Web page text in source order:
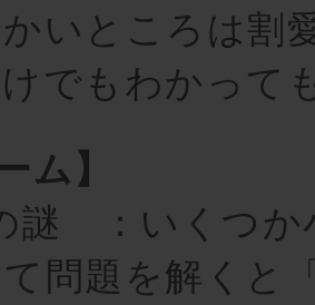
いところは割
でもわかって
ム】
謎 ：いくつか
問題を解くと